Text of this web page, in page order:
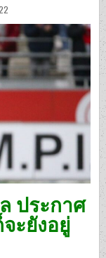
ประกาศ
ะยังอยู่